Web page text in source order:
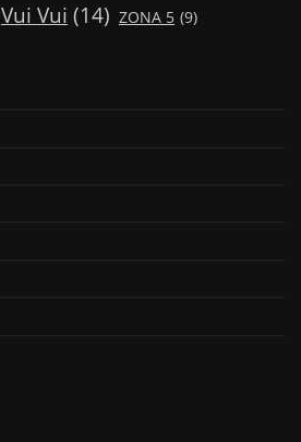
Vui Vui (14) ZONA 5 (9)